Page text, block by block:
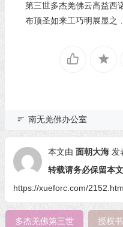
第三世多杰羌佛云高益西
布顶圣如来工巧明展显之 玉
南无羌佛办公室
本文由 面朝大海 发
转载请务必保留本
https://xueforc.com/
多杰羌佛第三世 授权书